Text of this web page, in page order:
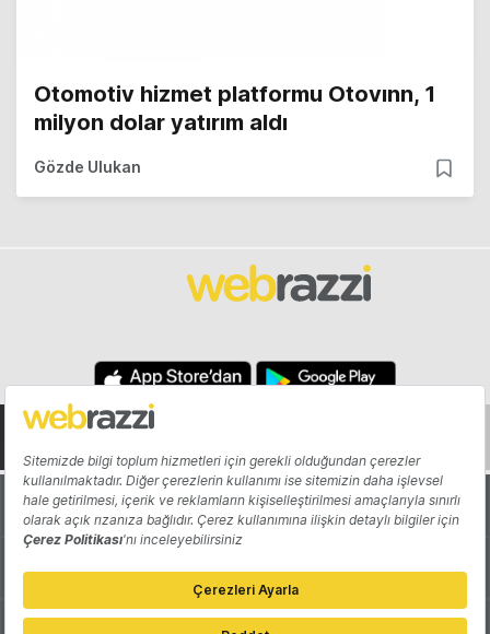
Otomotiv hizmet platformu Otovınn, 1
milyon dolar yatırım aldı
Gözde Ulukan
Hakkında Yazarlar
Katkıda Bulun Reklam